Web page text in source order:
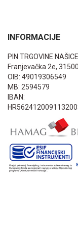
INFORMACIJE
PIN TRGOVINE
Franjevačka 2e,
OIB: 49019306549
MB: 2594579
IBAN: